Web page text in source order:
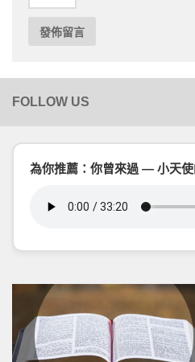
為你推薦：你曾來過 — 小天